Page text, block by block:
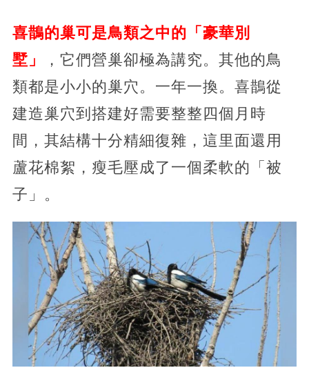
喜鵲的巢可是鳥類之中的「豪華別
墅」
，它們營巢卻極為講究。其他的鳥
類都是小小的巢穴。一年一換。喜鵲從
建造巢穴到搭建好需要整整四個月時
間，其結構十分精細復雜，這里面還用
蘆花棉絮，瘦毛壓成了一個柔軟的「被
子」。